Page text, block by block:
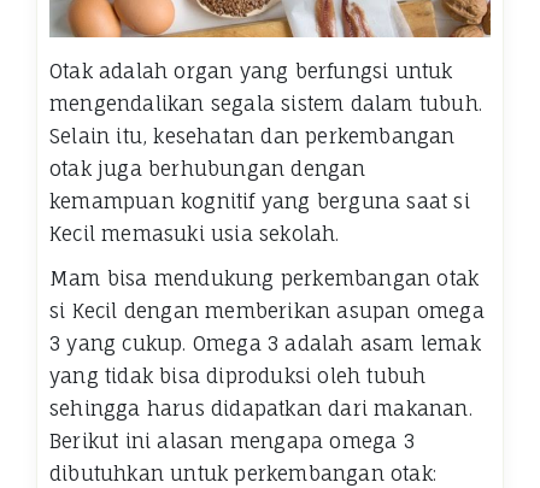
Otak adalah organ yang berfungsi untuk
mengendalikan segala sistem dalam tubuh.
Selain itu, kesehatan dan perkembangan
otak juga berhubungan dengan
kemampuan kognitif yang berguna saat si
Kecil memasuki usia sekolah.
Mam bisa mendukung perkembangan otak
si Kecil dengan memberikan asupan omega
3 yang cukup. Omega 3 adalah asam lemak
yang tidak bisa diproduksi oleh tubuh
sehingga harus didapatkan dari makanan.
Berikut ini alasan mengapa omega 3
dibutuhkan untuk perkembangan otak: